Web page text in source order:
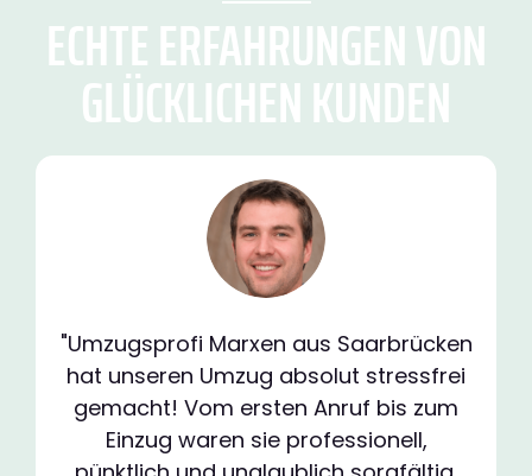
ECHTE ERFAHRUNGEN VON
GLÜCKLICHEN KUNDEN
"Umzugsprofi Marxen aus Saarbrücken
hat unseren Umzug absolut stressfrei
gemacht! Vom ersten Anruf bis zum
Einzug waren sie professionell,